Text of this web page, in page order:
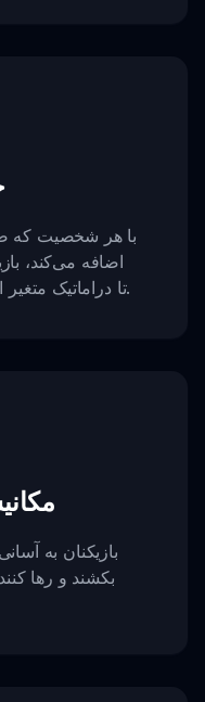
با هر شخصیت که
اضافه می‌کند،
ایجاد کنند که از whimsical تا دراماتیک متغیر است.
بازیکنان به
بکشند و رها